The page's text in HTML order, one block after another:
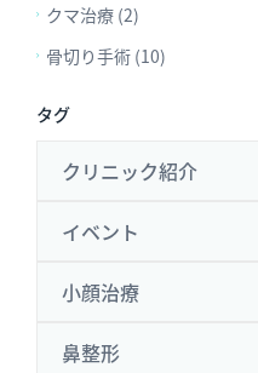
クマ治療 (2)
骨切り手術 (10)
タグ
クリニック紹介
イベント
小顔治療
鼻整形